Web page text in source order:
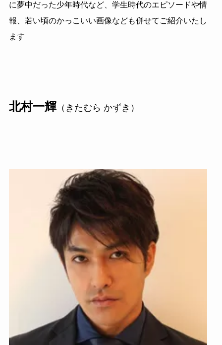
に夢中だった少年時代など、学生時代のエピソードや情
報、若い頃のかっこいい画像なども併せてご紹介いたし
ます
北村一輝（きたむら かずき）